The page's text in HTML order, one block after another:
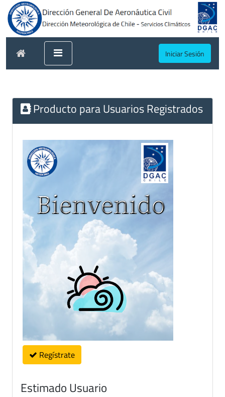
Iniciar Sesión
Producto para Usuarios Registrados
Regístrate
Estimado Usuario